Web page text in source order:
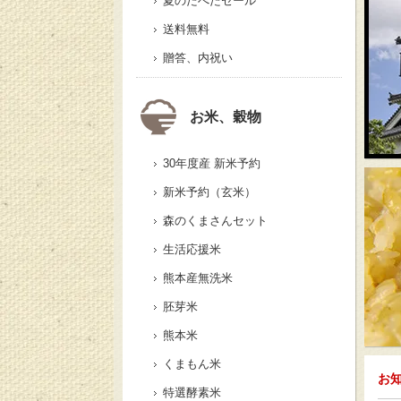
お
送料無料
贈答、内祝い
お米、穀物
30年度産 新米予約
新米予約（玄米）
森のくまさんセット
生活応援米
熊本産無洗米
胚芽米
熊本米
くまもん米
特選酵素米